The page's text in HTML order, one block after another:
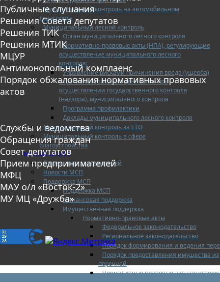
Муниципальный контроль на автомобильном
транспорте
Муниципальный лесной контроль
Орган муниципального лесного контроля
Нормативно-правовые акты (НПА), регулирующие
осуществление муниципального лесного
контроля:
Управление рисками причинения вреда (ущерба)
охраняемым законом ценностям при
осуществлении государственного контроля
(надзора), муниципального контроля
Программа профилактики
Доклады муниципального лесного контроля
Муниципальный контроль за ЕТО
Муниципальный контроль в сфере
благоустройства
МАЛЫЙ БИЗНЕС
Прием предпринимателей
Новости МСП
Поддержка МСП
Поддержка МСП
Финансовая поддержка
Имущественная поддержка
Нормативно-правовые акты
Федеральное законодательство
Региональное законодательство
Порядок формирования и ведения
Порядок предоставления имущества из
перечней
Нормативные правовые акты по
Публичные слушания
Решения Совета депутатов
Решения ТИК
Решения МТИК
МЦУР
Антимонопольный комплаенс
Порядок обжалования нормативных правовых
актов
Службы и ведомства
Обращения граждан
Совет депутатов
Прием предпринимателей
МФЦ
МАУ о/л «Восток-2»
МУ МЦ «Дружба»